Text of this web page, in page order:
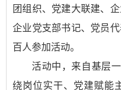
团组织、党建大联建、
企业党支部书记、党员
百人参加活动。
活动中，来自基层
绕岗位实干、党建赋能